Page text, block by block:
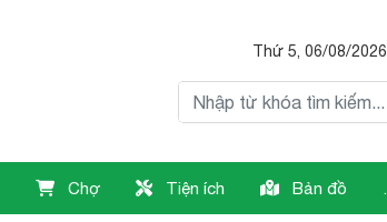
Thứ 5, 06/08/2026
Chợ Tiện ích Bản đồ .